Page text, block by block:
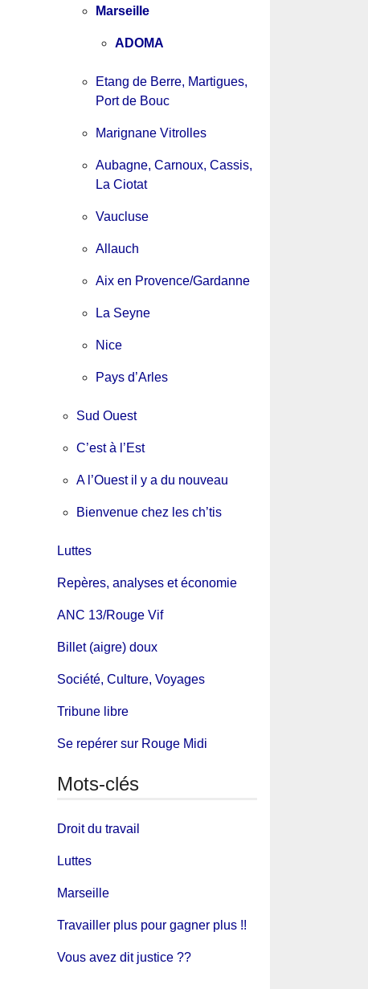
Marseille
ADOMA
Etang de Berre, Martigues,
Port de Bouc
Marignane Vitrolles
Aubagne, Carnoux, Cassis,
La Ciotat
Vaucluse
Allauch
Aix en Provence/Gardanne
La Seyne
Nice
Pays d’Arles
Sud Ouest
C’est à l’Est
A l’Ouest il y a du nouveau
Bienvenue chez les ch’tis
Luttes
Repères, analyses et économie
ANC 13/Rouge Vif
Billet (aigre) doux
Société, Culture, Voyages
Tribune libre
Se repérer sur Rouge Midi
Mots-clés
Droit du travail
Luttes
Marseille
Travailler plus pour gagner plus !!
Vous avez dit justice ??